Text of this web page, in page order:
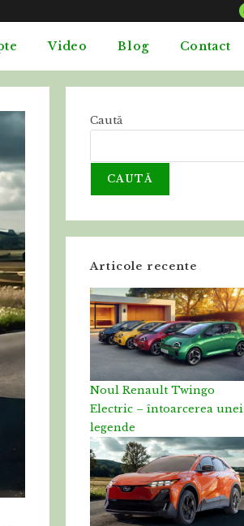
Video Blog Contact
Caută
CAUTĂ
Articole recente
Noul Renault Twingo
Electric – întoarcerea unei
legende